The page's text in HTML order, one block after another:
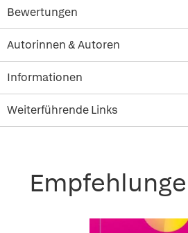
Bewertungen
Autorinnen & Autoren
Informationen
Weiterführende Links